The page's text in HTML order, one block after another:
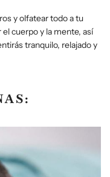
y olfatear todo a tu
cuerpo y la mente, así
tranquilo, relajado y